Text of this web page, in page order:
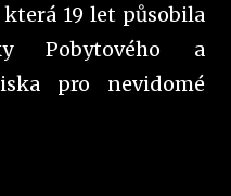
19 let působila
Pobytového a
pro nevidomé